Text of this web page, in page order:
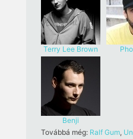
Terry Lee Brown
Jr.
Benji
Továbbá még: Ralf Gum,